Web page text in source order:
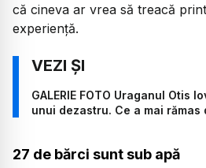
că cineva ar vrea să treacă
experiență.
GALERIE FOTO Uraganul Otis
unui dezastru. Ce a mai rămas
27 de bărci sunt sub apă